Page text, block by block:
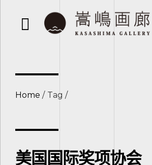
Home Tag
美国国际奖项协会